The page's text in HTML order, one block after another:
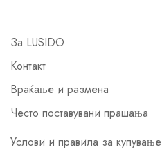
За LUSIDO
Контакт
Враќање и размена
Често поставувани прашања
Услови и правила за купување